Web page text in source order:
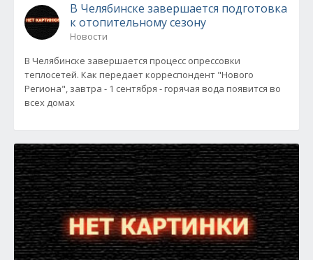
В Челябинске завершается подготовка
к отопительному сезону
Новости
В Челябинске завершается процесс опрессовки
теплосетей. Как передает корреспондент "Нового
Региона", завтра - 1 сентября - горячая вода появится во
всех домах